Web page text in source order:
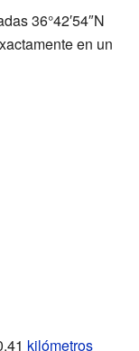
36°42′54″N
en un
kilómetros